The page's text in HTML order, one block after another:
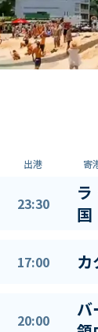
出港 寄
23:30
国
17:00
20:00
バ